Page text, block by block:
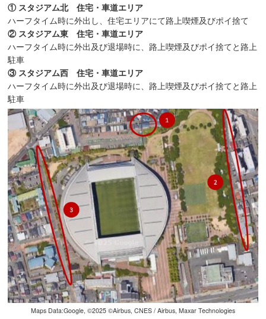
① スタジアム北 住宅・車道エリア
ハーフタイム時に外出し、住宅エリアにて路上喫煙及びポイ捨て
② スタジアム東 住宅・車道エリア
ハーフタイム時に外出及び退場時に、路上喫煙及びポイ捨てと路上
駐車
③ スタジアム西 住宅・車道エリア
ハーフタイム時に外出及び退場時に、路上喫煙及びポイ捨てと路上
駐車
Maps Data:Google, ©︎2025 ©︎Airbus, CNES / Airbus, Maxar Technologies